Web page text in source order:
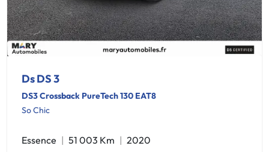
Ds DS 3
DS3 Crossback PureTech 130 EAT8
So Chic
Essence 51 003 Km
2020